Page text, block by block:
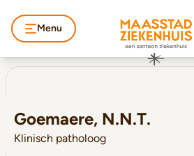
Menu
Goemaere, N.N.T.
Klinisch patholoog